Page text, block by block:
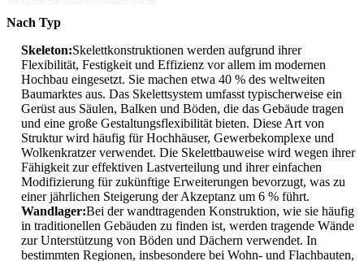
Nach Typ
Skeleton:Skelettkonstruktionen werden aufgrund ihrer
Flexibilität, Festigkeit und Effizienz vor allem im modernen
Hochbau eingesetzt. Sie machen etwa 40 % des weltweiten
Baumarktes aus. Das Skelettsystem umfasst typischerweise ein
Gerüst aus Säulen, Balken und Böden, die das Gebäude tragen
und eine große Gestaltungsflexibilität bieten. Diese Art von
Struktur wird häufig für Hochhäuser, Gewerbekomplexe und
Wolkenkratzer verwendet. Die Skelettbauweise wird wegen ihrer
Fähigkeit zur effektiven Lastverteilung und ihrer einfachen
Modifizierung für zukünftige Erweiterungen bevorzugt, was zu
einer jährlichen Steigerung der Akzeptanz um 6 % führt.
Wandlager:Bei der wandtragenden Konstruktion, wie sie häufig
in traditionellen Gebäuden zu finden ist, werden tragende Wände
zur Unterstützung von Böden und Dächern verwendet. In
bestimmten Regionen, insbesondere bei Wohn- und Flachbauten,